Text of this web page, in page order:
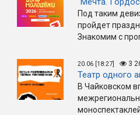
Под таким
пройдет
Знакомим с
20.06 [18:27] 3
Театр одного
В Чайковском